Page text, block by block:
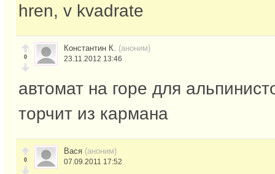
hren, v kvadrate
0
Константин К. (аноним)
23.11.2012 13:46
автомат на горе для
торчит из кармана
0
Вася (аноним)
07.09.2011 17:52